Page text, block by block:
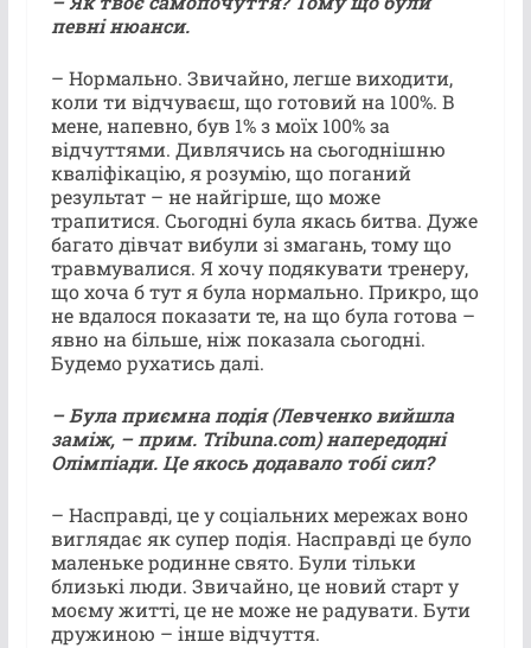
певні нюанси.
– Нормально. Звичайно, легше виходити,
коли ти відчуваєш, що готовий на 100%. В
мене, напевно, був 1% з моїх 100% за
відчуттями. Дивлячись на сьогоднішню
кваліфікацію, я розумію, що поганий
результат – не найгірше, що може
трапитися. Сьогодні була якась битва. Дуже
багато дівчат вибули зі змагань, тому що
травмувалися. Я хочу подякувати тренеру,
що хоча б тут я була нормально. Прикро, що
не вдалося показати те, на що була готова –
явно на більше, ніж показала сьогодні.
Будемо рухатись далі.
– Була приємна подія (Левченко вийшла
заміж, – прим. Tribuna.com) напередодні
Олімпіади. Це якось додавало тобі сил?
– Насправді, це у соціальних мережах воно
виглядає як супер подія. Насправді це було
маленьке родинне свято. Були тільки
близькі люди. Звичайно, це новий старт у
моєму житті, це не може не радувати. Бути
дружиною – інше відчуття.